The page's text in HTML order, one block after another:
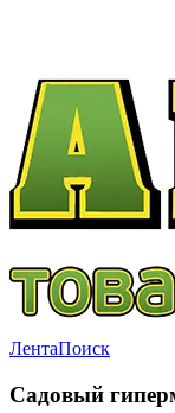
ЛентаПоиск
Садовый